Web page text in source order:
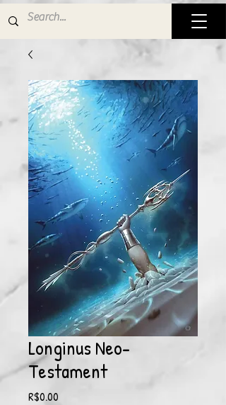
Longinus Neo-
Testament
R$0.00